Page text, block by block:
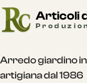
Arredo giardino
artigiana dal 1986